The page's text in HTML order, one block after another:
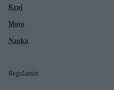
Kraj
Moto
Nauka
Regulamin